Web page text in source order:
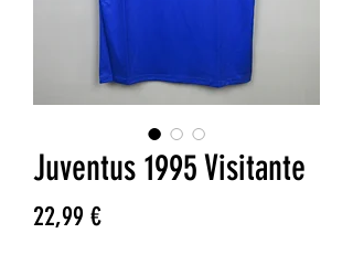
Juventus 1995 Visitante
22,99 €Precio